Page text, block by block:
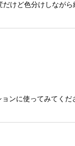
けど色分けしなが
ンに使ってみてく